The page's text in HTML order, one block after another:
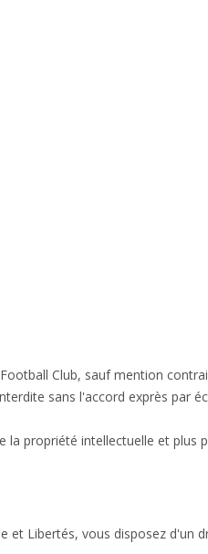
Club, sauf mention
sans l'accord exprès par
propriété intellectuelle et plus
Libertés, vous disposez d'un